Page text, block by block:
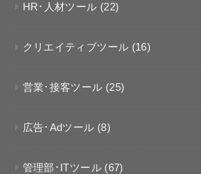
HR･人材ツール (22)
クリエイティブツール (16)
営業･接客ツール (25)
広告･Adツール (8)
管理部･ITツール (67)